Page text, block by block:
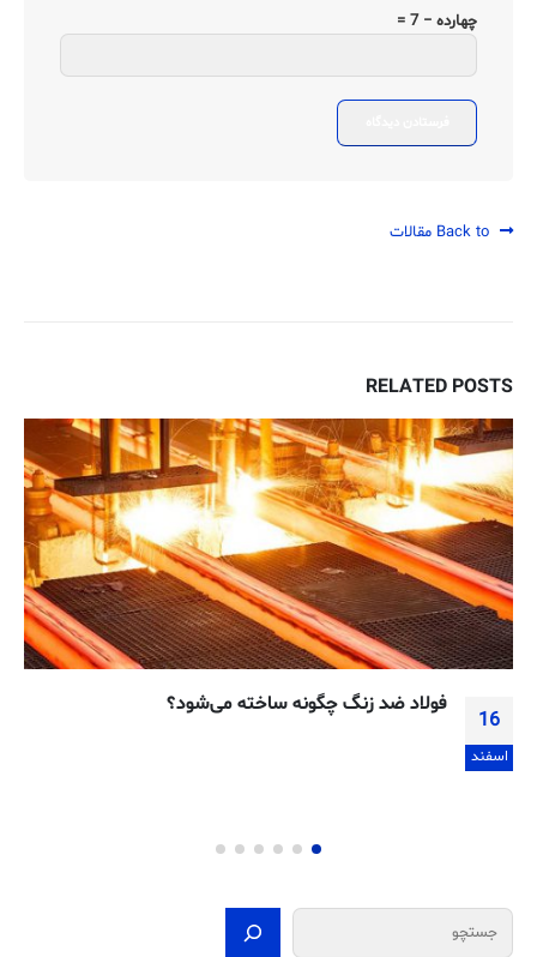
چهارده − 7 =
RELATED POSTS
خرداد
کروی کردن چیست؟
جستجو